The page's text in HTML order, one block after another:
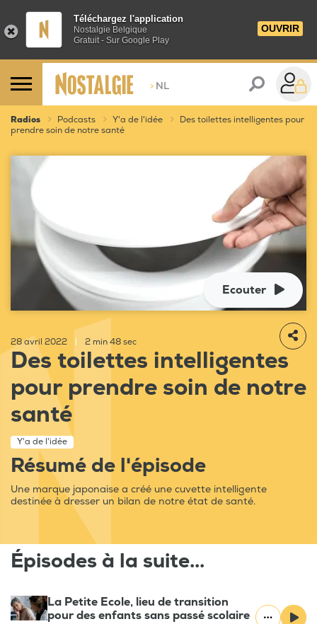
Téléchargez l'application
Nostalgie Belgique
Gratuit - Sur Google Play
OUVRIR
> NL
Radios Podcasts Y'a de l'idée
Des toilettes intelligentes pour
prendre soin de notre santé
Ecouter
28 avril 2022 2 min 48 sec
Des toilettes intelligentes
pour prendre soin de notre
santé
Y'a de l'idée
Résumé de l'épisode
Une marque japonaise a créé une cuvette intelligente
destinée à dresser un bilan de notre état de santé.
Épisodes à la suite...
La Petite Ecole, lieu de transition
pour des enfants sans passé scolaire